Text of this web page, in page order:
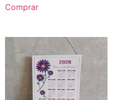
Comprar